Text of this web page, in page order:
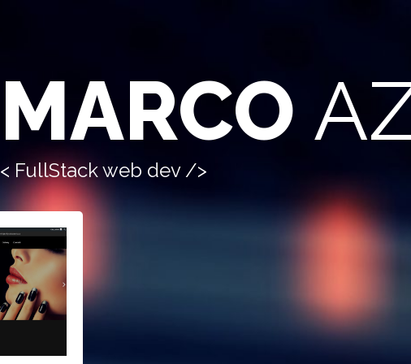
MARCO
< FullStack web dev />